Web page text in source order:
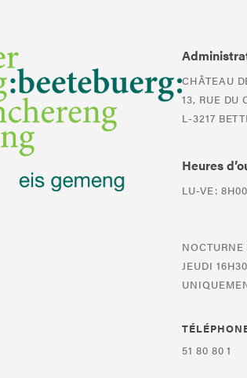
CHÂTEAU
13, RUE DU
L-3217
Heures
LU-VE:
NOCTURNE
JEUDI
51 80 80 1